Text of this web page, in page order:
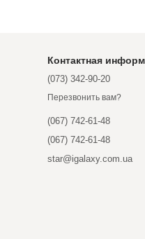
Контактная
(073) 342-90-20
Перезвонить вам?
(067) 742-61-48
(067) 742-61-48
star@igalaxy.com.ua